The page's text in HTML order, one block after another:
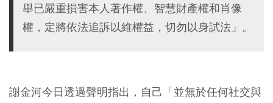
舉已嚴重損害本人著作權、智慧財產權和肖像
權，定將依法追訴以維權益，切勿以身試法」。
謝金河今日透過聲明指出， 自己「並無於任何社交與